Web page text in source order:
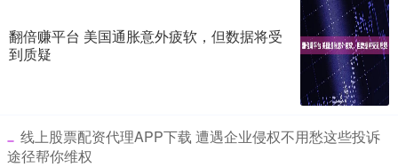
翻倍赚平台 美国通胀意外疲软，但数据将受
到质疑
​线上股票配资代理APP下载 遭遇企业侵权不用愁这些投诉
途径帮你维权